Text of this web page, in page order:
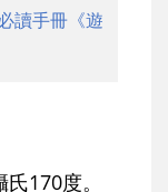
讀手冊《遊
170度。